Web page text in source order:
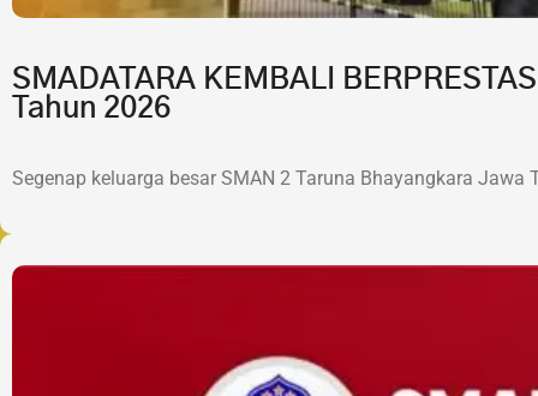
SMADATARA KEMBALI
Tahun 2026
Segenap keluarga besar SMAN 2 Taruna Bhayangkara Jawa